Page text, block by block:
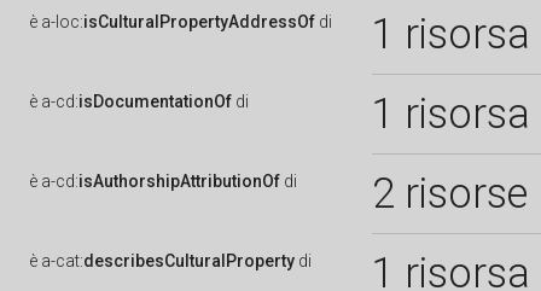
è a-loc:isCulturalPropertyAddressOf di 1 risorsa
è a-cd:isDocumentationOf di 1 risorsa
è a-cd:isAuthorshipAttributionOf di 2 risorse
è a-cat:describesCulturalProperty di 1 risorsa